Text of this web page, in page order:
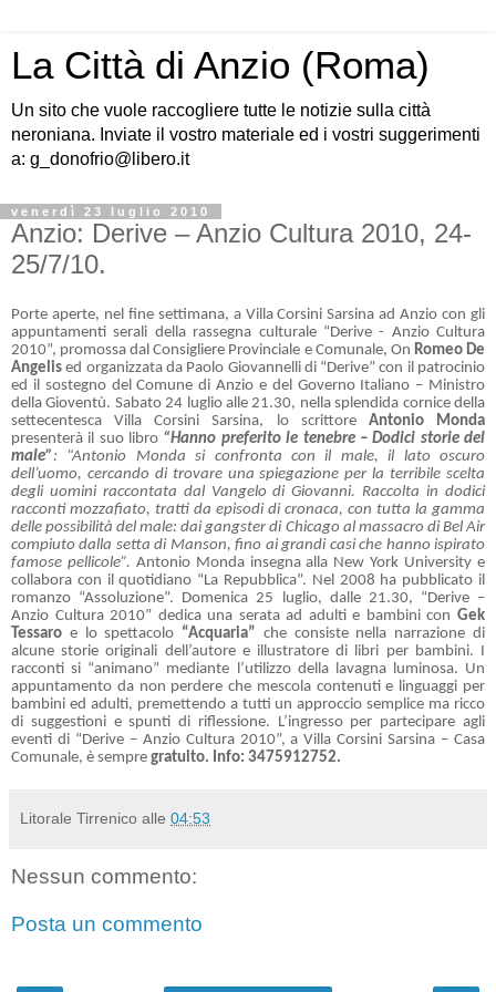
La Città di Anzio (Roma)
Un sito che vuole raccogliere tutte le notizie sulla città
neroniana. Inviate il vostro materiale ed i vostri suggerimenti
a: g_donofrio@libero.it
venerdì 23 luglio 2010
Anzio: Derive – Anzio Cultura 2010, 24-
25/7/10.
Porte aperte, nel fine settimana, a Villa Corsini Sarsina ad Anzio con gli
appuntamenti serali della rassegna culturale “Derive - Anzio Cultura
2010”, promossa dal Consigliere Provinciale e Comunale, On Romeo De
Angelised organizzata da Paolo Giovannelli di “Derive” con il patrocinio
ed il sostegno del Comune di Anzio e del Governo Italiano – Ministro
della Gioventù. Sabato 24 luglio alle 21.30, nella splendida cornice della
settecentesca Villa Corsini Sarsina, lo scrittore Antonio Monda
presenterà il suo libro “Hanno preferito le tenebre – Dodici storie del
male” : “Antonio Monda si confronta con il male, il lato oscuro
dell’uomo, cercando di trovare una spiegazione per la terribile scelta
degli uomini raccontata dal Vangelo di Giovanni. Raccolta in dodici
racconti mozzafiato, tratti da episodi di cronaca, con tutta la gamma
delle possibilità del male: dai gangster di Chicago al massacro di Bel Air
compiuto dalla setta di Manson, fino ai grandi casi che hanno ispirato
famose pellicole”. Antonio Monda insegna alla New York University e
collabora con il quotidiano “ La Repubblica”. Nel 2008 ha pubblicato il
romanzo “Assoluzione”. Domenica 25 luglio, dalle 21.30, “Derive –
Anzio Cultura2010” dedica una serata ad adulti e bambini conGek
Tessaro e lo spettacolo “Acquaria” che consiste nella narrazione di
alcune storie originali dell’autore e illustratore di libri per bambini. I
racconti si “animano” mediante l’utilizzo della lavagna luminosa. Un
appuntamento da non perdere che mescola contenuti e linguaggi per
bambini ed adulti, premettendo a tutti un approccio semplice ma ricco
di suggestioni e spunti di riflessione. L’ingresso per partecipare agli
eventi di “Derive – Anzio Cultura 2010”, a Villa Corsini Sarsina – Casa
Comunale, è sempre gratuito. Info: 3475912752.
Litorale Tirrenico alle 04:53
Nessun commento:
Posta un commento